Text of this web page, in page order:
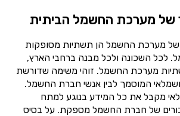
של מערכת החשמל הביתית
של מערכת החשמל הן תשתיות מסופקות
לכל השכונה ולכל מבנה ברחבי הארץ,
מערכת החשמל. זוהי משימה שדורשת
המוסמך לבין אנשי חברת החשמל.
מקבל את כל המידע בנוגע למתח
של חברת החשמל מספקת. על בסיס